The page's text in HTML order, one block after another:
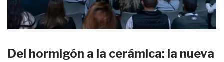
Del hormigón a la cerámica: la nueva